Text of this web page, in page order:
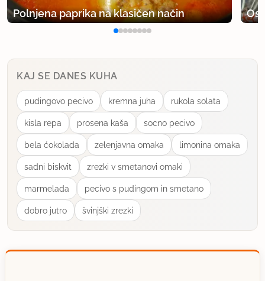
Polnjena paprika na klasičen način
KAJ SE DANES KUHA
pudingovo pecivo kremna juha rukola solata
kisla repa prosena kaša socno pecivo
bela ćokolada zelenjavna omaka limonina omaka
sadni biskvit zrezki v smetanovi omaki
marmelada pecivo s pudingom in smetano
dobro jutro švinjški zrezki